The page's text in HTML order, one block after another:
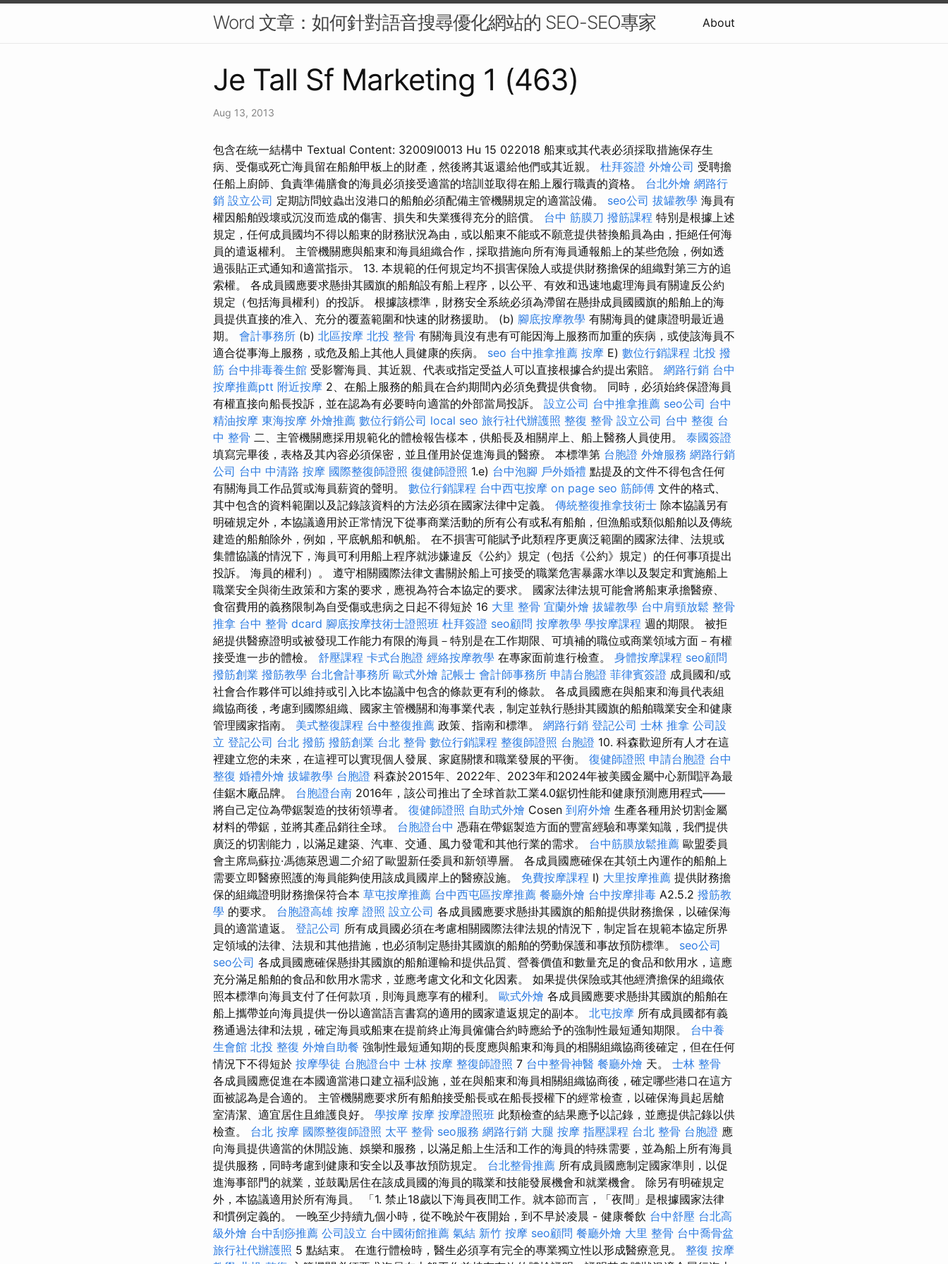
Word 文章：如何針對語音搜尋優化網站的 SEO-SEO專家 About
Je Tall Sf Marketing 1 (463)
Aug 13, 2013
包含在統一結構中 Textual Content: 32009l0013 Hu 15 022018 船東或其代表必須採取措施保存生
病、受傷或死亡海員留在船舶甲板上的財產，然後將其返還給他們或其近親。 杜拜簽證 外燴公司 受聘擔
任船上廚師、負責準備膳食的海員必須接受適當的培訓並取得在船上履行職責的資格。 台北外燴 網路行
銷 設立公司 定期訪問蚊蟲出沒港口的船舶必須配備主管機關規定的適當設備。 seo公司 拔罐教學 海員有
權因船舶毀壞或沉沒而造成的傷害、損失和失業獲得充分的賠償。 台中 筋膜刀 撥筋課程 特別是根據上述
規定，任何成員國均不得以船東的財務狀況為由，或以船東不能或不願意提供替換船員為由，拒絕任何海
員的遣返權利。 主管機關應與船東和海員組織合作，採取措施向所有海員通報船上的某些危險，例如透
過張貼正式通知和適當指示。 13. 本規範的任何規定均不損害保險人或提供財務擔保的組織對第三方的追
索權。 各成員國應要求懸掛其國旗的船舶設有船上程序，以公平、有效和迅速地處理海員有關違反公約
規定（包括海員權利）的投訴。 根據該標準，財務安全系統必須為滯留在懸掛成員國國旗的船舶上的海
員提供直接的准入、充分的覆蓋範圍和快速的財務援助。 (b) 腳底按摩教學 有關海員的健康證明最近過
期。 會計事務所 (b) 北區按摩 北投 整骨 有關海員沒有患有可能因海上服務而加重的疾病，或使該海員不
適合從事海上服務，或危及船上其他人員健康的疾病。 seo 台中推拿推薦 按摩 E) 數位行銷課程 北投 撥
筋 台中排毒養生館 受影響海員、其近親、代表或指定受益人可以直接根據合約提出索賠。 網路行銷 台中
按摩推薦ptt 附近按摩 2、在船上服務的船員在合約期間內必須免費提供食物。 同時，必須始終保證海員
有權直接向船長投訴，並在認為有必要時向適當的外部當局投訴。 設立公司 台中推拿推薦 seo公司 台中
精油按摩 東海按摩 外燴推薦 數位行銷公司 local seo 旅行社代辦護照 整復 整骨 設立公司 台中 整復 台
中 整骨 二、主管機關應採用規範化的體檢報告樣本，供船長及相關岸上、船上醫務人員使用。 泰國簽證
填寫完畢後，表格及其內容必須保密，並且僅用於促進海員的醫療。 本標準第 台胞證 外燴服務 網路行銷
公司 台中 中清路 按摩 國際整復師證照 復健師證照 1.e) 台中泡腳 戶外婚禮 點提及的文件不得包含任何
有關海員工作品質或海員薪資的聲明。 數位行銷課程 台中西屯按摩 on page seo 筋師傅 文件的格式、
其中包含的資料範圍以及記錄該資料的方法必須在國家法律中定義。 傳統整復推拿技術士 除本協議另有
明確規定外，本協議適用於正常情況下從事商業活動的所有公有或私有船舶，但漁船或類似船舶以及傳統
建造的船舶除外，例如，平底帆船和帆船。 在不損害可能賦予此類程序更廣泛範圍的國家法律、法規或
集體協議的情況下，海員可利用船上程序就涉嫌違反《公約》規定（包括《公約》規定）的任何事項提出
投訴。 海員的權利）。 遵守相關國際法律文書關於船上可接受的職業危害暴露水準以及製定和實施船上
職業安全與衛生政策和方案的要求，應視為符合本協定的要求。 國家法律法規可能會將船東承擔醫療、
食宿費用的義務限制為自受傷或患病之日起不得短於 16 大里 整骨 宜蘭外燴 拔罐教學 台中肩頸放鬆 整骨
推拿 台中 整骨 dcard 腳底按摩技術士證照班 杜拜簽證 seo顧問 按摩教學 學按摩課程 週的期限。 被拒
絕提供醫療證明或被發現工作能力有限的海員－特別是在工作期限、可填補的職位或商業領域方面－有權
接受進一步的體檢。 舒壓課程 卡式台胞證 經絡按摩教學 在專家面前進行檢查。 身體按摩課程 seo顧問
撥筋創業 撥筋教學 台北會計事務所 歐式外燴 記帳士 會計師事務所 申請台胞證 菲律賓簽證 成員國和/或
社會合作夥伴可以維持或引入比本協議中包含的條款更有利的條款。 各成員國應在與船東和海員代表組
織協商後，考慮到國際組織、國家主管機關和海事業代表，制定並執行懸掛其國旗的船舶職業安全和健康
管理國家指南。 美式整復課程 台中整復推薦 政策、指南和標準。 網路行銷 登記公司 士林 推拿 公司設
立 登記公司 台北 撥筋 撥筋創業 台北 整骨 數位行銷課程 整復師證照 台胞證 10. 科森歡迎所有人才在這
裡建立您的未來，在這裡可以實現個人發展、家庭關懷和職業發展的平衡。 復健師證照 申請台胞證 台中
整復 婚禮外燴 拔罐教學 台胞證 科森於2015年、2022年、2023年和2024年被美國金屬中心新聞評為最
佳鋸木廠品牌。 台胞證台南 2016年，該公司推出了全球首款工業4.0鋸切性能和健康預測應用程式——
將自己定位為帶鋸製造的技術領導者。 復健師證照 自助式外燴 Cosen 到府外燴 生產各種用於切割金屬
材料的帶鋸，並將其產品銷往全球。 台胞證台中 憑藉在帶鋸製造方面的豐富經驗和專業知識，我們提供
廣泛的切割能力，以滿足建築、汽車、交通、風力發電和其他行業的需求。 台中筋膜放鬆推薦 歐盟委員
會主席烏蘇拉·馮德萊恩週二介紹了歐盟新任委員和新領導層。 各成員國應確保在其領土內運作的船舶上
需要立即醫療照護的海員能夠使用該成員國岸上的醫療設施。 免費按摩課程 I) 大里按摩推薦 提供財務擔
保的組織證明財務擔保符合本 草屯按摩推薦 台中西屯區按摩推薦 餐廳外燴 台中按摩排毒 A2.5.2 撥筋教
學 的要求。 台胞證高雄 按摩 證照 設立公司 各成員國應要求懸掛其國旗的船舶提供財務擔保，以確保海
員的適當遣返。 登記公司 所有成員國必須在考慮相關國際法律法規的情況下，制定旨在規範本協定所界
定領域的法律、法規和其他措施，也必須制定懸掛其國旗的船舶的勞動保護和事故預防標準。 seo公司
seo公司 各成員國應確保懸掛其國旗的船舶運輸和提供品質、營養價值和數量充足的食品和飲用水，這應
充分滿足船舶的食品和飲用水需求，並應考慮文化和文化因素。 如果提供保險或其他經濟擔保的組織依
照本標準向海員支付了任何款項，則海員應享有的權利。 歐式外燴 各成員國應要求懸掛其國旗的船舶在
船上攜帶並向海員提供一份以適當語言書寫的適用的國家遣返規定的副本。 北屯按摩 所有成員國都有義
務通過法律和法規，確定海員或船東在提前終止海員僱傭合約時應給予的強制性最短通知期限。 台中養
生會館 北投 整復 外燴自助餐 強制性最短通知期的長度應與船東和海員的相關組織協商後確定，但在任何
情況下不得短於 按摩學徒 台胞證台中 士林 按摩 整復師證照 7 台中整骨神醫 餐廳外燴 天。 士林 整骨
各成員國應促進在本國適當港口建立福利設施，並在與船東和海員相關組織協商後，確定哪些港口在這方
面被認為是合適的。 主管機關應要求所有船舶接受船長或在船長授權下的經常檢查，以確保海員起居艙
室清潔、適宜居住且維護良好。 學按摩 按摩 按摩證照班 此類檢查的結果應予以記錄，並應提供記錄以供
檢查。 台北 按摩 國際整復師證照 太平 整骨 seo服務 網路行銷 大腿 按摩 指壓課程 台北 整骨 台胞證 應
向海員提供適當的休閒設施、娛樂和服務，以滿足船上生活和工作的海員的特殊需要，並為船上所有海員
提供服務，同時考慮到健康和安全以及事故預防規定。 台北整骨推薦 所有成員國應制定國家準則，以促
進海事部門的就業，並鼓勵居住在該成員國的海員的職業和技能發展機會和就業機會。 除另有明確規定
外，本協議適用於所有海員。 「1. 禁止18歲以下海員夜間工作。就本節而言，「夜間」是根據國家法律
和慣例定義的。 一晚至少持續九個小時，從不晚於午夜開始，到不早於凌晨 - 健康餐飲 台中舒壓 台北高
級外燴 台中刮痧推薦 公司設立 台中國術館推薦 氣結 新竹 按摩 seo顧問 餐廳外燴 大里 整骨 台中喬骨盆
旅行社代辦護照 5 點結束。 在進行體檢時，醫生必須享有完全的專業獨立性以形成醫療意見。 整復 按摩